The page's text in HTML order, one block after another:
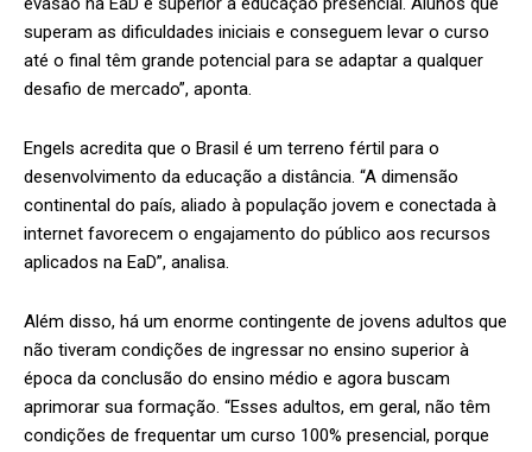
superam as dificuldades iniciais e conseguem levar o curso
até o final têm grande potencial para se adaptar a qualquer
desafio de mercado”, aponta.
Engels acredita que o Brasil é um terreno fértil para o
desenvolvimento da educação a distância. “A dimensão
continental do país, aliado à população jovem e conectada à
internet favorecem o engajamento do público aos recursos
aplicados na EaD”, analisa.
Além disso, há um enorme contingente de jovens adultos que
não tiveram condições de ingressar no ensino superior à
época da conclusão do ensino médio e agora buscam
aprimorar sua formação. “Esses adultos, em geral, não têm
condições de frequentar um curso 100% presencial, porque